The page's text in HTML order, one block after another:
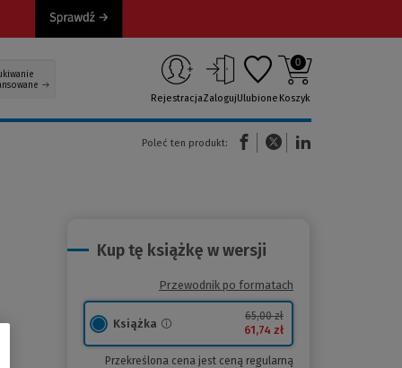
RejestracjaZalogujUlubione
0
Koszyk
Poleć ten produkt:
(Nowe okno)(Link do innej strony)
Kup tę książkę w wersji
Przewodnik po formatach
Książka
65,00 zł
61,74 zł
Przekreślona cena jest ceną regularną